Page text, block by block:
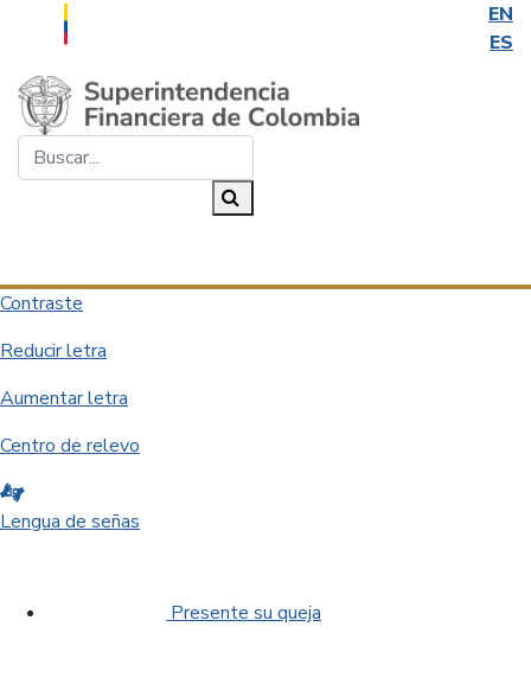
EN
ES
Saltar al contenido principal
Contraste
Reducir letra
Aumentar letra
Centro de relevo
Lengua de señas
Presente su queja